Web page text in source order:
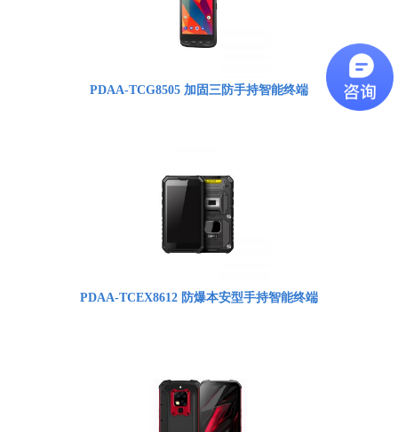
PDAA-TCG8505 加固三防手持智能终端
PDAA-TCEX8612 防爆本安型手持智能终端